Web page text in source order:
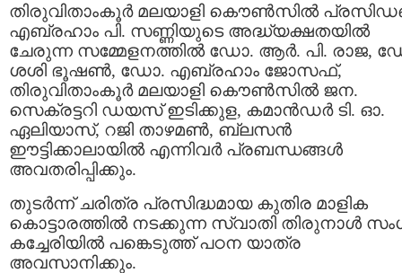
തിരുവിതാംകൂര്‍ മലയാളി കൌണ്‍സില്‍
എബ്രഹാം പി. സണ്ണിയുടെ അദ്ധ്യക്ഷതയില്‍
ചേരുന്ന സമ്മേളനത്തില്‍ ഡോ. ആര്‍. പി. രാജ,
ശശി ഭൂഷണ്‍, ഡോ. എബ്രഹാം ജോസഫ്‌,
തിരുവിതാംകൂര്‍ മലയാളി കൌണ്‍സില്‍ ജന.
സെക്രട്ടറി ഡയസ് ഇടിക്കുള, കമാന്‍ഡര്‍ ടി. ഓ.
ഏലിയാസ്‌, റജി താഴമണ്‍, ബ്ലസന്‍
ഈട്ടിക്കാലായില്‍ എന്നിവര്‍ പ്രബന്ധങ്ങള്‍
അവതരിപ്പിക്കും.
തുടര്‍ന്ന് ചരിത്ര പ്രസിദ്ധമായ കുതിര മാളിക
കൊട്ടാരത്തില്‍ നടക്കുന്ന സ്വാതി തിരുനാള്‍
കച്ചേരിയില്‍ പങ്കെടുത്ത് പഠന യാത്ര
അവസാനിക്കും.